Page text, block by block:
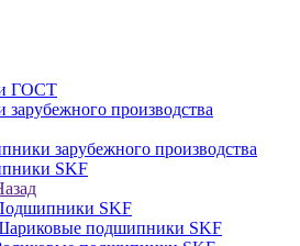
ГОСТ
производства
зарубежного производства
SKF
SKF
подшипники SKF